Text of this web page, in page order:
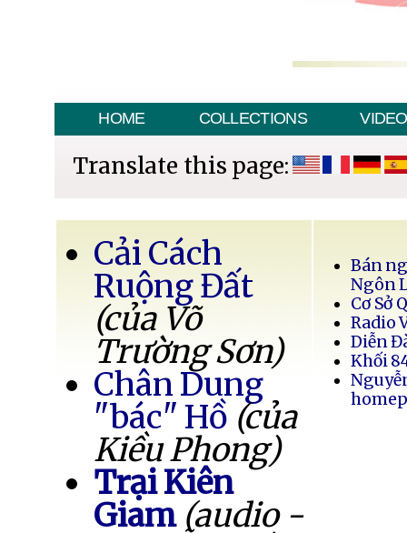
HOME COLLECTIONS VIDEO
Translate this page:
Cải Cách
Ruộng Đất
(của Võ
Trường Sơn)
Chân Dung
"bác" Hồ (của
Kiều Phong)
Trại Kiên
Giam (audio -
Bán
Ngôn
Cơ Sở
Radio
Diễn
Khối